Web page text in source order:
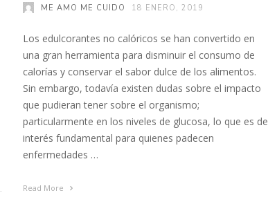
ME AMO ME CUIDO 18 ENERO, 2019
Los edulcorantes no calóricos se han convertido en
una gran herramienta para disminuir el consumo de
calorías y conservar el sabor dulce de los alimentos.
Sin embargo, todavía existen dudas sobre el impacto
que pudieran tener sobre el organismo;
particularmente en los niveles de glucosa, lo que es de
interés fundamental para quienes padecen
enfermedades …
Read More